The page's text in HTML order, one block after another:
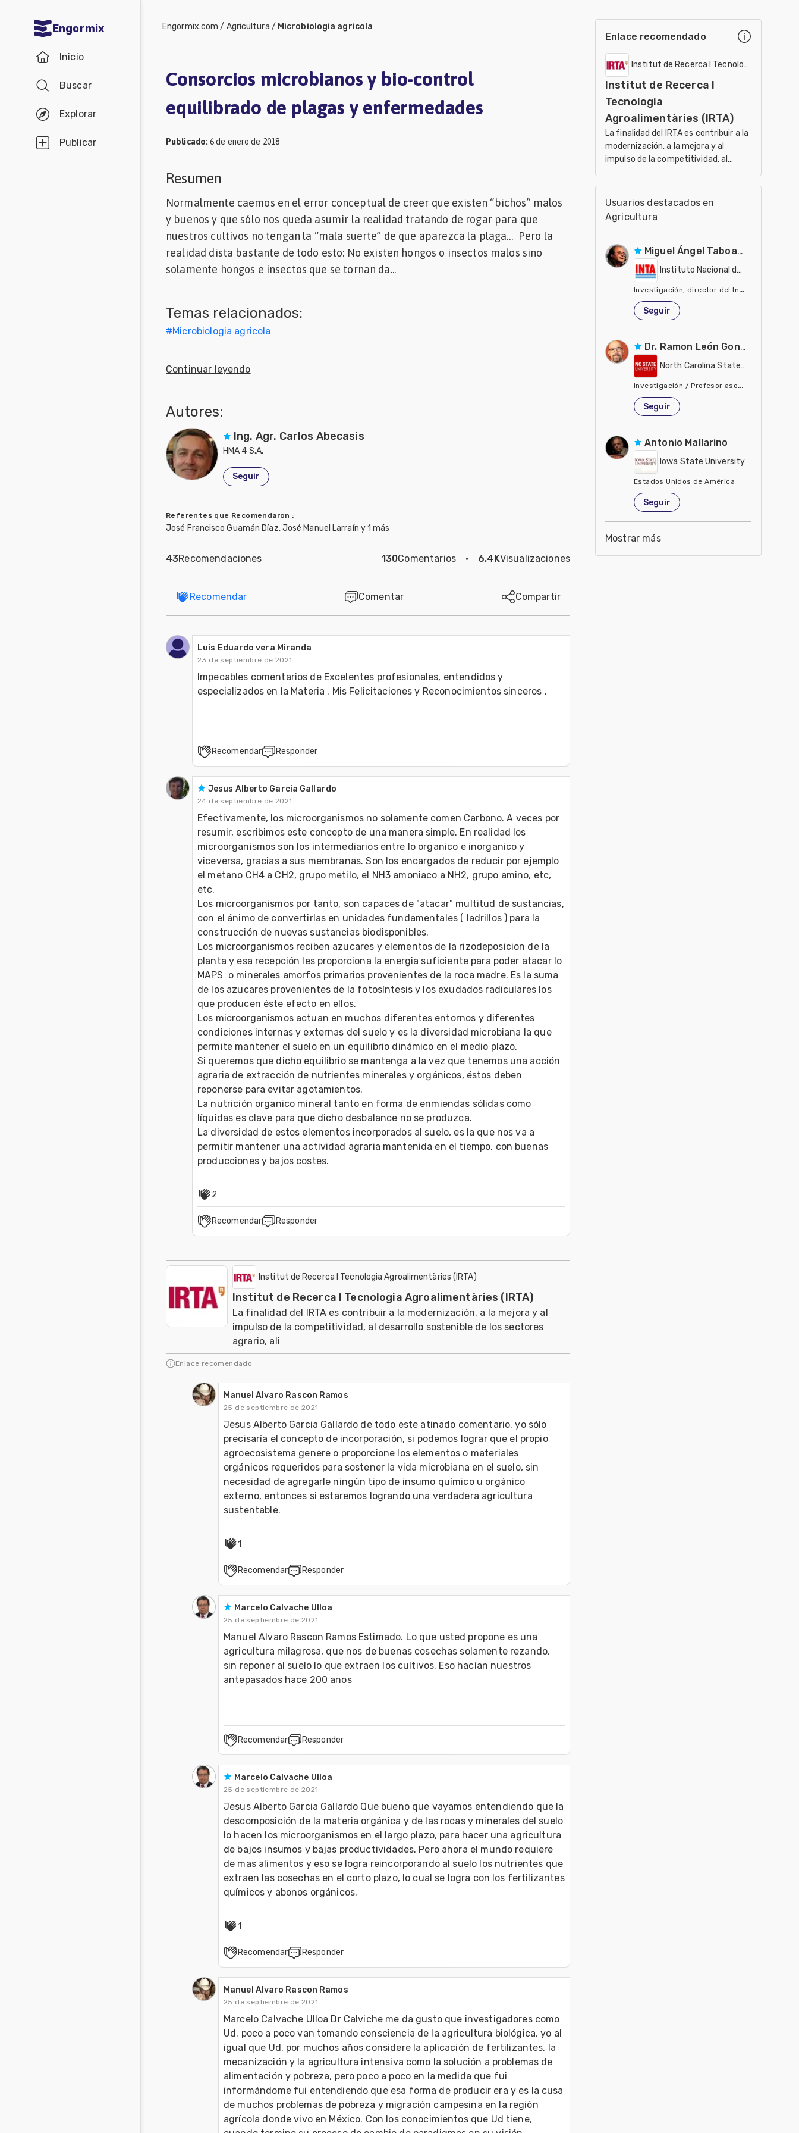
Engormix
Inicio
Buscar
Explorar
Publicar
Agricultura
Balanceados
Avicultura
Ganadería
Lechería
Micotoxinas
Engormix.com / Agricultura / Microbiologia agricola
Consorcios microbianos y bio-control
equilibrado de plagas y enfermedades
Publicado: 6 de enero de 2018
Resumen
Normalmente caemos en el error conceptual de creer que existen “bichos” malos
y buenos y que sólo nos queda asumir la realidad tratando de rogar para que
nuestros cultivos no tengan la “mala suerte” de que aparezca la plaga… Pero la
realidad dista bastante de todo esto: No existen hongos o insectos malos sino
solamente hongos e insectos que se tornan da...
Temas relacionados:
#Microbiologia agricola
Continuar leyendo
Autores:
Ing. Agr. Carlos Abecasis
HMA 4 S.A.
Seguir
Referentes que Recomendaron :
José Francisco Guamán Díaz, José Manuel Larraín y 1 más
43Recomendaciones 130Comentarios · 6.4KVisualizaciones
Recomendar Comentar Compartir
Luis Eduardo vera Miranda
23 de septiembre de 2021
Impecables comentarios de Excelentes profesionales, entendidos y
especializados en la Materia . Mis Felicitaciones y Reconocimientos sinceros .
Recomendar Responder
Jesus Alberto Garcia Gallardo
24 de septiembre de 2021
Efectivamente, los microorganismos no solamente comen Carbono. A veces por
resumir, escribimos este concepto de una manera simple. En realidad los
microorganismos son los intermediarios entre lo organico e inorganico y
viceversa, gracias a sus membranas. Son los encargados de reducir por ejemplo
el metano CH4 a CH2, grupo metilo, el NH3 amoniaco a NH2, grupo amino, etc,
etc.
Los microorganismos por tanto, son capaces de "atacar" multitud de sustancias,
con el ánimo de convertirlas en unidades fundamentales ( ladrillos ) para la
construcción de nuevas sustancias biodisponibles.
Los microorganismos reciben azucares y elementos de la rizodeposicion de la
planta y esa recepción les proporciona la energia suficiente para poder atacar lo
MAPS  o minerales amorfos primarios provenientes de la roca madre. Es la suma
de los azucares provenientes de la fotosíntesis y los exudados radiculares los
que producen éste efecto en ellos.
Los microorganismos actuan en muchos diferentes entornos y diferentes
condiciones internas y externas del suelo y es la diversidad microbiana la que
permite mantener el suelo en un equilibrio dinámico en el medio plazo.
Si queremos que dicho equilibrio se mantenga a la vez que tenemos una acción
agraria de extracción de nutrientes minerales y orgánicos, éstos deben
reponerse para evitar agotamientos.
La nutrición organico mineral tanto en forma de enmiendas sólidas como
líquidas es clave para que dicho desbalance no se produzca.
La diversidad de estos elementos incorporados al suelo, es la que nos va a
permitir mantener una actividad agraria mantenida en el tiempo, con buenas
2
Recomendar Responder
Institut de Recerca I Tecnologia Agroalimentàries (IRTA)
Institut de Recerca I Tecnologia Agroalimentàries (IRTA)
La finalidad del IRTA es contribuir a la modernización, a la mejora y al
impulso de la competitividad, al desarrollo sostenible de los sectores
agrario, ali
Enlace recomendado
Manuel Alvaro Rascon Ramos
25 de septiembre de 2021
Jesus Alberto Garcia Gallardo de todo este atinado comentario, yo sólo
precisaría el concepto de incorporación, si podemos lograr que el propio
agroecosistema genere o proporcione los elementos o materiales
orgánicos requeridos para sostener la vida microbiana en el suelo, sin
necesidad de agregarle ningún tipo de insumo químico u orgánico
externo, entonces si estaremos logrando una verdadera agricultura
sustentable.
1
Recomendar Responder
Marcelo Calvache Ulloa
25 de septiembre de 2021
Manuel Alvaro Rascon Ramos Estimado. Lo que usted propone es una
agricultura milagrosa, que nos de buenas cosechas solamente rezando,
sin reponer al suelo lo que extraen los cultivos. Eso hacían nuestros
antepasados hace 200 anos
Recomendar Responder
Marcelo Calvache Ulloa
25 de septiembre de 2021
Jesus Alberto Garcia Gallardo Que bueno que vayamos entendiendo que la
descomposición de la materia orgánica y de las rocas y minerales del suelo
lo hacen los microorganismos en el largo plazo, para hacer una agricultura
de bajos insumos y bajas productividades. Pero ahora el mundo requiere
de mas alimentos y eso se logra reincorporando al suelo los nutrientes que
extraen las cosechas en el corto plazo, lo cual se logra con los fertilizantes
1
Recomendar Responder
Manuel Alvaro Rascon Ramos
25 de septiembre de 2021
Marcelo Calvache Ulloa Dr Calviche me da gusto que investigadores como
Ud. poco a poco van tomando consciencia de la agricultura biológica, yo al
igual que Ud, por muchos años considere la aplicación de fertilizantes, la
mecanización y la agricultura intensiva como la solución a problemas de
alimentación y pobreza, pero poco a poco en la medida que fui
informándome fui entendiendo que esa forma de producir era y es la cusa
de muchos problemas de pobreza y migración campesina en la región
agrícola donde vivo en México. Con los conocimientos que Ud tiene,
Enlace recomendado
Institut de Recerca I Tecnologia
Institut de Recerca I
Tecnologia
Agroalimentàries (IRTA)
La finalidad del IRTA es contribuir a la
modernización, a la mejora y al
impulso de la competitividad, al
agrario, ali
Usuarios destacados en
Agricultura
Miguel Ángel Taboada
Instituto Nacional de Tecnología
Investigación, director del Instituto de
Estados Unidos de América
Seguir
Dr. Ramon León González
North Carolina State University -
Investigación / Profesor asociado, biología y
Estados Unidos de América
Seguir
Antonio Mallarino
Iowa State University
Estados Unidos de América
Seguir
Mostrar más